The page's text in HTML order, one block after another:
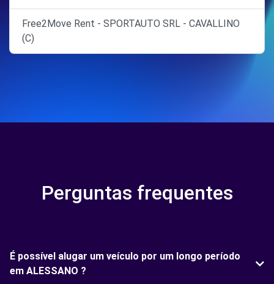
Free2Move Rent - SPORTAUTO SRL - CAVALLINO
(C)
Perguntas frequentes
É possível alugar um veículo por um longo período
em ALESSANO ?